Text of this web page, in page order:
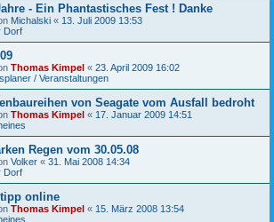
- Ein Phantastisches Fest ! Danke
Michalski « 13. Juli 2009 13:53
Dorf
Thomas Kimpel « 23. April 2009 16:02
/ Veranstaltungen
von Seagate vom Ausfall bedroht
Thomas Kimpel « 17. Januar 2009 14:51
Regen vom 30.05.08
Volker « 31. Mai 2008 14:34
Dorf
online
Thomas Kimpel « 15. März 2008 13:54